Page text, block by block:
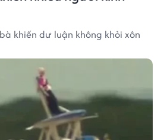
khiến dư luận không khỏi xôn